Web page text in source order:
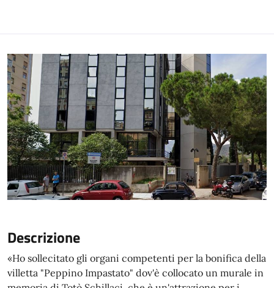
Descrizione
«Ho sollecitato gli organi competenti per la bonifica della
villetta "Peppino Impastato" dov'è collocato un murale in